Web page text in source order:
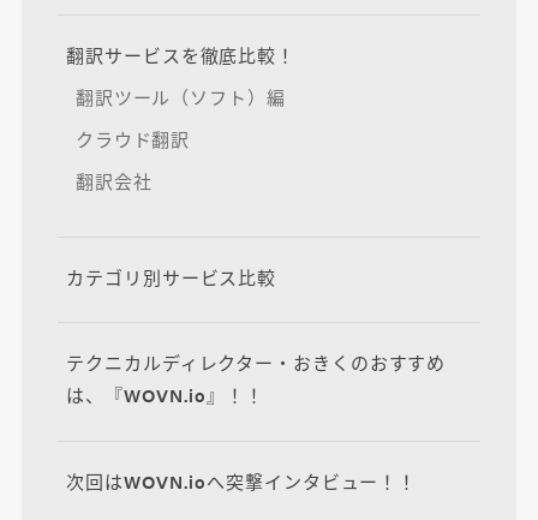
翻訳サービスを徹底比較！
翻訳ツール（ソフト）編
クラウド翻訳
翻訳会社
カテゴリ別サービス比較
テクニカルディレクター・おきくのおすすめ
は、『WOVN.io』！！
次回はWOVN.ioへ突撃インタビュー！！